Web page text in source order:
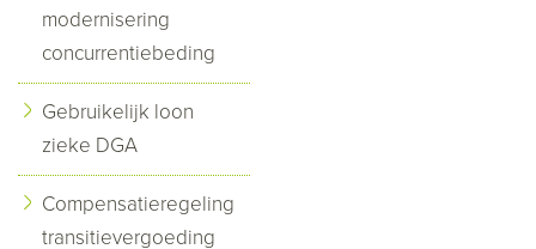
modernisering
concurrentiebeding
Gebruikelijk loon
zieke DGA
Compensatieregeling
transitievergoeding